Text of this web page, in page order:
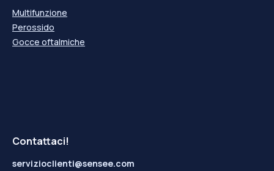
Multifunzione
Perossido
Gocce oftalmiche
Contattaci!
servizioclienti@sensee.com